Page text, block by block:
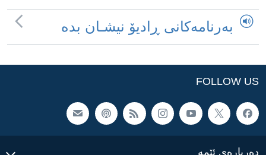
به‌رنامه‌کانی ڕادیۆ نیشـان بده‌
FOLLOW US
ده‌رباره‌ی ئێمه‌